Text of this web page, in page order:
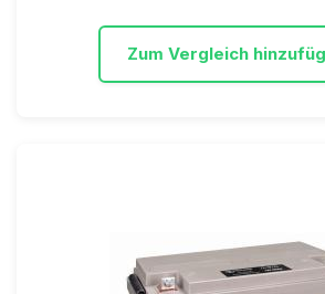
Zum Vergleich